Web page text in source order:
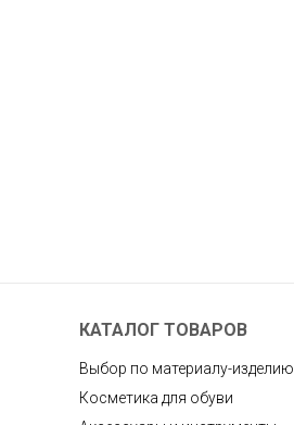
КАТАЛОГ ТОВАРОВ
Выбор по материалу-изделию
Косметика для обуви